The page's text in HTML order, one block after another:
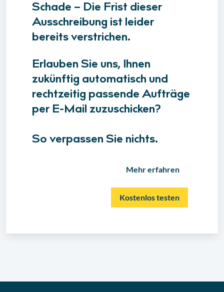
Schade – Die Frist dieser
Ausschreibung ist leider
bereits verstrichen.
Erlauben Sie uns, Ihnen
zukünftig automatisch und
rechtzeitig passende Aufträge
per E-Mail zuzuschicken?
So verpassen Sie nichts.
Mehr erfahren
Kostenlos testen